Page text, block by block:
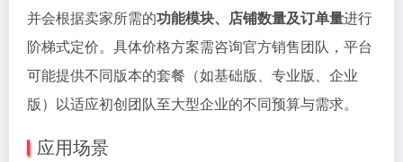
并会根据卖家所需的功能模块、店铺数量及订单量进行
阶梯式定价。具体价格方案需咨询官方销售团队，平台
可能提供不同版本的套餐（如基础版、专业版、企业
版）以适应初创团队至大型企业的不同预算与需求。
应用场景